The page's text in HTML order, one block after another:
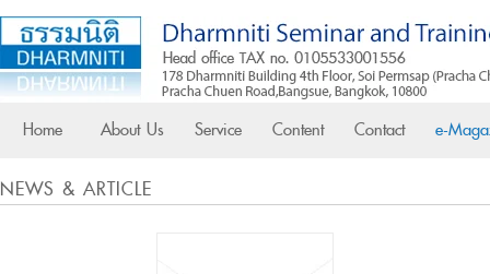
Home About Us Service Content Contact e-
NEWS & ARTICLE